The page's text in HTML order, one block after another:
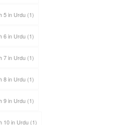
5 in Urdu(1)
6 in Urdu(1)
7 in Urdu(1)
8 in Urdu(1)
9 in Urdu(1)
10 in Urdu(1)